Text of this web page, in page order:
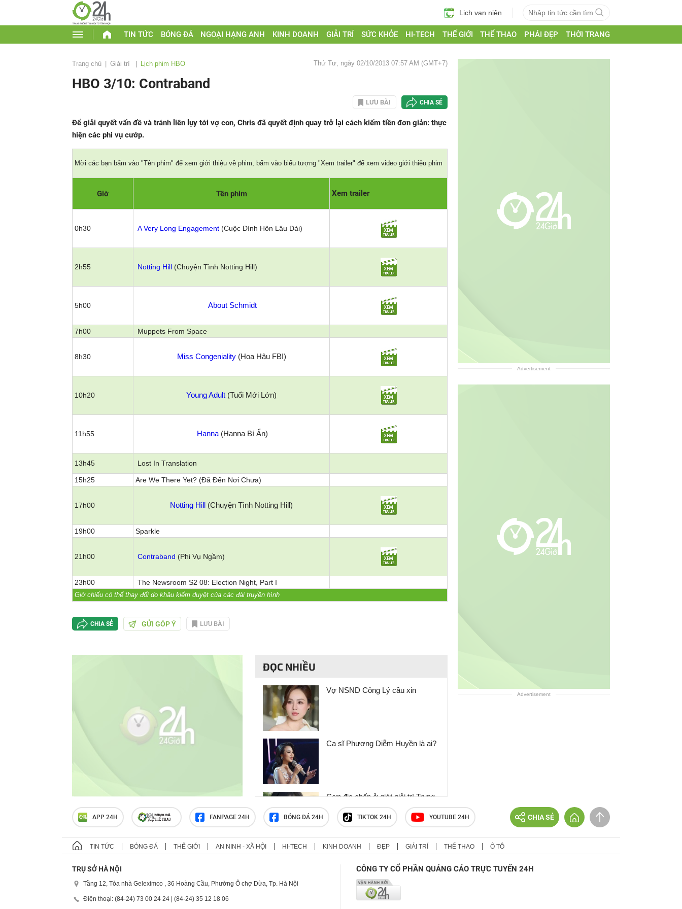
Lịch vạn niên
TIN TỨC BÓNG ĐÁ NGOẠI HẠNG ANH KINH DOANH GIẢI TRÍ SỨC KHỎE HI-TECH THẾ GIỚI THỂ THAO PHÁI ĐẸP THỜI TRANG
Trang chủ Giải trí Lịch phim HBO Thứ Tư, ngày 02/10/2013 07:57 AM (GMT+7)
HBO 3/10: Contraband
LƯU BÀI CHIA SẺ
Để giải quyết vấn đề và tránh liên lụy tới vợ con, Chris đã quyết định quay trở lại cách kiếm tiền đơn giản: thực
hiện các phi vụ cướp.
Mời các bạn bấm vào "Tên phim" để xem giới thiệu về phim, bấm vào biểu tượng "Xem trailer" để xem video giới thiệu phim
Giờ Tên phim Xem trailer
0h30 A Very Long Engagement (Cuộc Đính Hôn Lâu Dài)
2h55 Notting Hill (Chuyện Tình Notting Hill)
5h00 About Schmidt
7h00 Muppets From Space
8h30 Miss Congeniality(Hoa Hậu FBI)
10h20 Young Adult (Tuổi Mới Lớn)
11h55 Hanna (Hanna Bí Ẩn)
13h45 Lost In Translation
15h25 Are We There Yet? (Đã Đến Nơi Chưa)
17h00 Notting Hill (Chuyện Tình Notting Hill)
19h00 Sparkle
21h00 Contraband (Phi Vụ Ngầm)
23h00 The Newsroom S2 08: Election Night, Part I
Giờ chiếu có thể thay đổi do khâu kiểm duyệt của các đài truyền hình
CHIA SẺ GỬI GÓP Ý LƯU BÀI
ĐỌC NHIỀU
Vợ NSND Công Lý cầu xin
Ca sĩ Phương Diễm Huyền là ai?
Cơn địa chấn ở giới giải trí Trung
Quốc
Bạn gái người mẫu của Ronaldo
đáp trả antifan
Cuộc sống giàu có, độc thân của
Advertisement
Advertisement
APP 24H FANPAGE 24H BÓNG ĐÁ 24H TIKTOK 24H YOUTUBE 24H CHIA SẺ
TIN TỨC BÓNG ĐÁ THẾ GIỚI AN NINH - XÃ HỘI HI-TECH KINH DOANH ĐẸP GIẢI TRÍ THỂ THAO Ô TÔ
TRỤ SỞ HÀ NỘI
Tầng 12, Tòa nhà Geleximco , 36 Hoàng Cầu, Phường Ô chợ Dừa, Tp. Hà Nội
Điện thoại: (84-24) 73 00 24 24 | (84-24) 35 12 18 06
CÔNG TY CỔ PHẦN QUẢNG CÁO TRỰC TUYẾN 24H